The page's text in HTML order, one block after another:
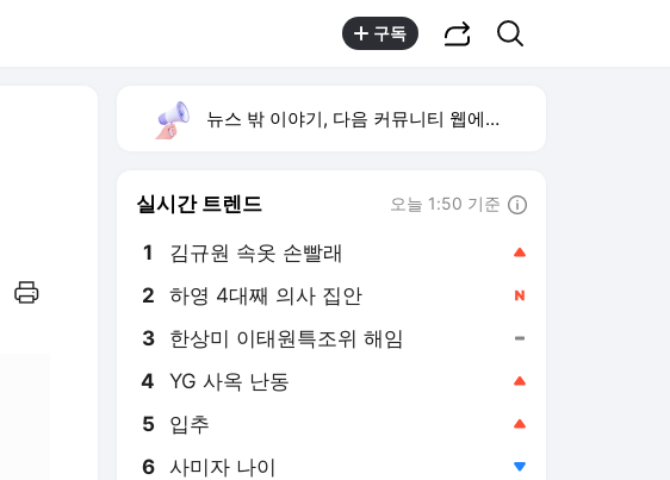
구독
뉴스 밖 이야기, 다음 커뮤니티 웹에서 보기
실시간 트렌드 오늘 1:50 기준
1 김규원 속옷 손빨래
2 하영 4대째 의사 집안
3 한상미 이태원특조위 해임
4 YG 사옥 난동
5 입추
6 사미자 나이